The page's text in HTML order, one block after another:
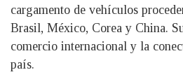
cargamento de vehículos
Brasil, México, Corea y China.
comercio internacional y la
país.